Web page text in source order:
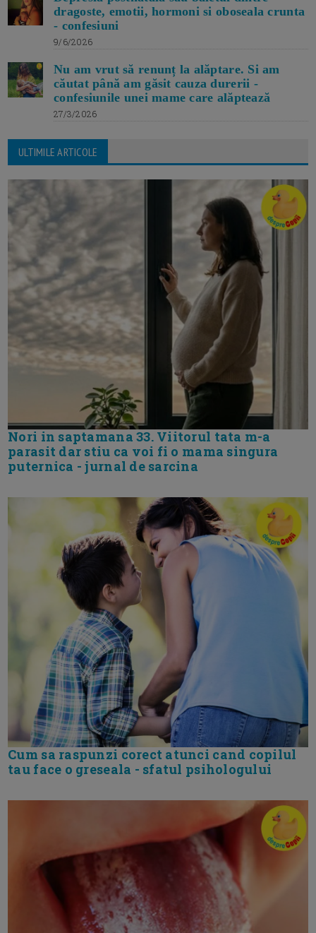
dragoste, emotii, hormoni si oboseala crunta
- confesiuni
9/6/2026
Nu am vrut să renunț la alăptare. Si am
căutat până am găsit cauza durerii -
confesiunile unei mame care alăptează
27/3/2026
ULTIMILE ARTICOLE
Nori in saptamana 33. Viitorul tata m-a
parasit dar stiu ca voi fi o mama singura
puternica - jurnal de sarcina
Cum sa raspunzi corect atunci cand copilul
tau face o greseala - sfatul psihologului